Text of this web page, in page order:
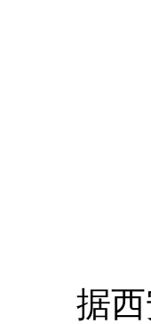
据西安